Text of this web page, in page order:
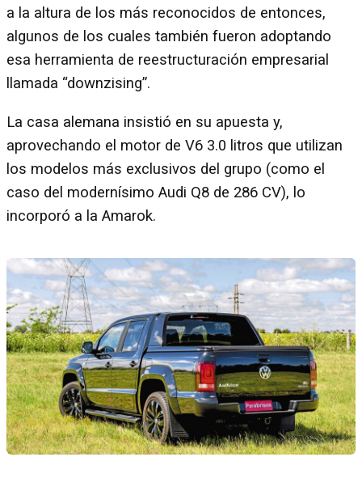
a la altura de los más reconocidos de entonces,
algunos de los cuales también fueron adoptando
esa herramienta de reestructuración empresarial
llamada “downzising”.
La casa alemana insistió en su apuesta y,
aprovechando el motor de V6 3.0 litros que utilizan
los modelos más exclusivos del grupo (como el
caso del modernísimo Audi Q8 de 286 CV), lo
incorporó a la Amarok.